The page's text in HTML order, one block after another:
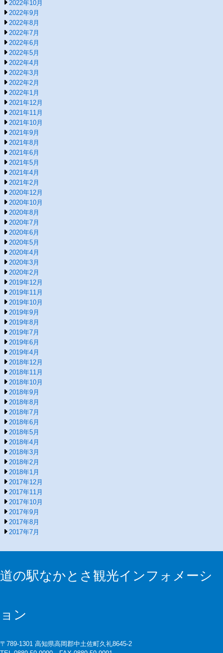
2022年10月
2022年9月
2022年8月
2022年7月
2022年6月
2022年5月
2022年4月
2022年3月
2022年2月
2022年1月
2021年12月
2021年11月
2021年10月
2021年9月
2021年8月
2021年6月
2021年5月
2021年4月
2021年2月
2020年12月
2020年10月
2020年8月
2020年7月
2020年6月
2020年5月
2020年4月
2020年3月
2020年2月
2019年12月
2019年11月
2019年10月
2019年9月
2019年8月
2019年7月
2019年6月
2019年4月
2018年12月
2018年11月
2018年10月
2018年9月
2018年8月
2018年7月
2018年6月
2018年5月
2018年4月
2018年3月
2018年2月
2018年1月
2017年12月
2017年11月
2017年10月
2017年9月
2017年8月
2017年7月
道の駅なかとさ観光インフォメーシ
ョン
〒789-1301 高知県高岡郡中土佐町久礼8645-2